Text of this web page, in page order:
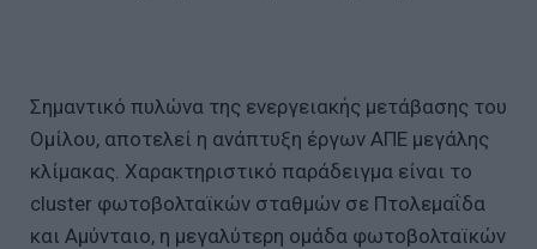
Σημαντικό πυλώνα της ενεργειακής μετάβασης του
Ομίλου, αποτελεί η ανάπτυξη έργων ΑΠΕ μεγάλης
κλίμακας. Χαρακτηριστικό παράδειγμα είναι το
cluster φωτοβολταϊκών σταθμών σε Πτολεμαΐδα
και Αμύνταιο, η μεγαλύτερη ομάδα φωτοβολταϊκών